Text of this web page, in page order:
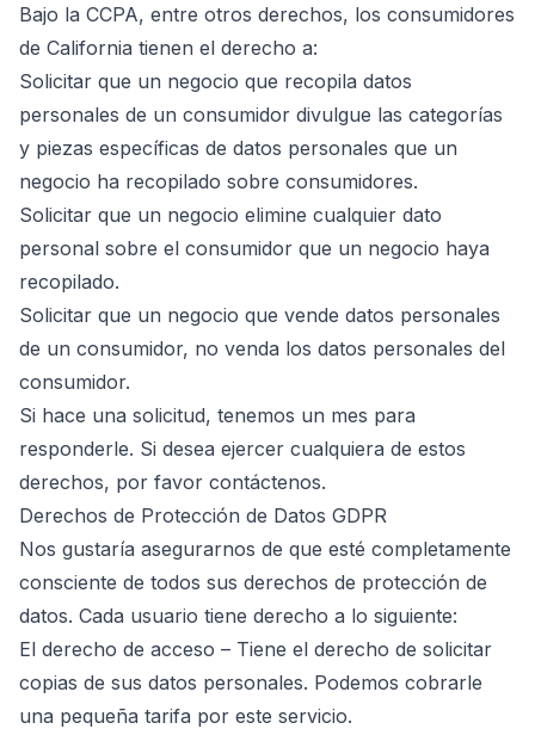
Bajo la CCPA, entre otros derechos, los consumidores
de California tienen el derecho a:
Solicitar que un negocio que recopila datos
personales de un consumidor divulgue las categorías
y piezas específicas de datos personales que un
negocio ha recopilado sobre consumidores.
Solicitar que un negocio elimine cualquier dato
personal sobre el consumidor que un negocio haya
recopilado.
Solicitar que un negocio que vende datos personales
de un consumidor, no venda los datos personales del
consumidor.
Si hace una solicitud, tenemos un mes para
responderle. Si desea ejercer cualquiera de estos
derechos, por favor contáctenos.
Derechos de Protección de Datos GDPR
Nos gustaría asegurarnos de que esté completamente
consciente de todos sus derechos de protección de
datos. Cada usuario tiene derecho a lo siguiente:
El derecho de acceso – Tiene el derecho de solicitar
copias de sus datos personales. Podemos cobrarle
una pequeña tarifa por este servicio.